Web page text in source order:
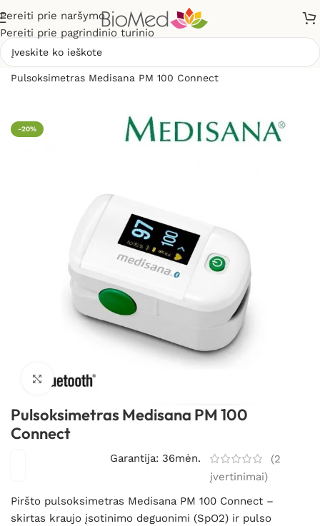
Pereiti prie naršymo
Pereiti prie pagrindinio turinio
Pulsoksimetras Medisana PM 100 Connect
-20%
Spustelėkite, kad padidintumėte
Pulsoksimetras Medisana PM 100
Connect
Garantija: 36mėn. (2
įvertinimai)
Piršto pulsoksimetras Medisana PM 100 Connect –
skirtas kraujo įsotinimo deguonimi (SpO2) ir pulso